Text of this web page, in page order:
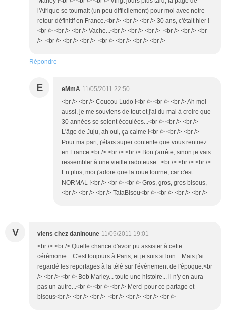
l'Afrique se tournait (un peu difficilement) pour moi avec notre
retour définitif en France.<br /> <br /> <br /> 30 ans, c'était hier !
<br /> <br /> <br /> Vache...<br /> <br /> <br /> <br /> <br /> <br
/> <br /> <br /> <br /> <br /> <br /> <br /> <br />
Répondre
E eMmA 11/05/2011 22:50
<br /> <br /> Coucou Ludo !<br /> <br /> <br /> Ah moi
aussi, je me souviens de tout et j'ai du mal à croire que
30 années se soient écoulées...<br /> <br /> <br />
L'âge de Juju, ah oui, ça calme !<br /> <br /> <br />
Pour ma part, j'étais super contente que vous rentriez
en France.<br /> <br /> <br /> Bon j'arrête, sinon je vais
ressembler à une vieille radoteuse...<br /> <br /> <br />
En plus, moi j'adore que la roue tourne, car c'est
NORMAL !<br /> <br /> <br /> Gros, gros, gros bisous,
<br /> <br /> <br /> TataBisou<br /> <br /> <br /> <br />
V viens chez daninoune 11/05/2011 19:01
<br /> <br /> Quelle chance d'avoir pu assister à cette
cérémonie... C'est toujours à Paris, et je suis si loin... Mais j'ai
regardé les reportages à la télé sur l'évènement de l'époque.<br
/> <br /> <br /> Bob Marley... toute une histoire... il n'y en aura
pas un autre...<br /> <br /> <br /> Merci pour ce partage et
bisous<br /> <br /> <br /> <br /> <br /> <br /> <br />